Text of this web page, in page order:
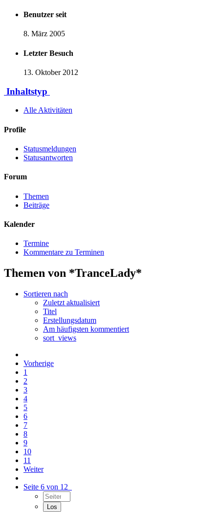
Benutzer seit
8. März 2005
Letzter Besuch
13. Oktober 2012
Inhaltstyp
Alle Aktivitäten
Profile
Statusmeldungen
Statusantworten
Forum
Themen
Beiträge
Kalender
Termine
Kommentare zu Terminen
Themen von *TranceLady*
Sortieren nach
Zuletzt aktualisiert
Titel
Erstellungsdatum
Am häufigsten kommentiert
sort_views
Vorherige
1
2
3
4
5
6
7
8
9
10
11
Weiter
Seite 6 von 12